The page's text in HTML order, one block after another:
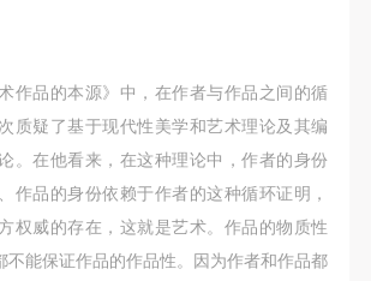
作品的本源》中，在作者与作品之间的循
质疑了基于现代性美学和艺术理论及其编
。在他看来，在这种理论中，作者的身份
作品的身份依赖于作者的这种循环证明，
权威的存在，这就是艺术。作品的物质性
不能保证作品的作品性。因为作者和作品都
快捷登录 帐号密码登录